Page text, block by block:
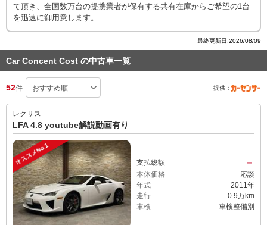
て頂き、全国数万台の提携業者が保有する共有在庫からご希望の1台
を迅速に御用意します。
最終更新日:2026/08/09
Car Concent Cost の中古車一覧
52件 提供：
レクサス
LFA 4.8 youtube解説動画有り
オススメNo.1 支払総額 －
本体価格
応談
年式
2011年
走行
0.9万km
車検
車検整備別